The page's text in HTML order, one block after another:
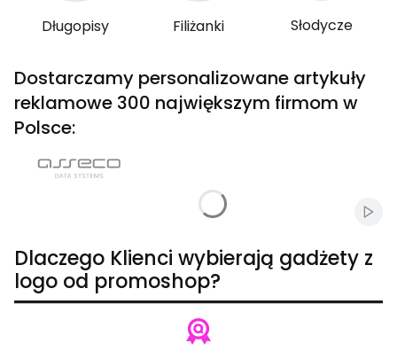
Długopisy Filiżanki Słodycze
Dostarczamy personalizowane artykuły
reklamowe 300 największym firmom w
Polsce:
Dlaczego Klienci wybierają gadżety z
logo od promoshop?